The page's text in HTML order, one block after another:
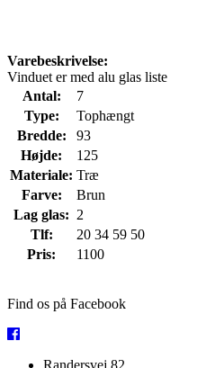
Varebeskrivelse:
Vinduet er med alu glas liste
Antal:
7
Type:
Tophængt
Bredde:
93
Højde:
125
Materiale: Træ
Farve:
Brun
Lag glas: 2
Tlf:
20 34 59 50
Pris:
1100
Find os på Facebook
Randersvej 82